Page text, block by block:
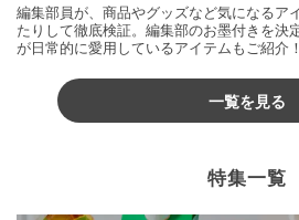
編集部員が、商品やグッズなど気になるア
たりして徹底検証。編集部のお墨付きを決
が日常的に愛用しているアイテムもご紹介！
一覧を見る
特集一覧